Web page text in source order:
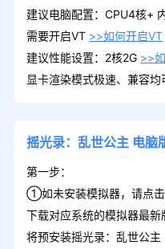
建议电脑配置：CPU4核+
需要开启VT >>如何开启VT
建议性能设置：2核2G >>
显卡渲染模式极速、兼容均
摇光录：乱世公主 电脑
第一步：
①如未安装模拟器，请点击
下载对应系统的模拟器最
将预安装摇光录：乱世公